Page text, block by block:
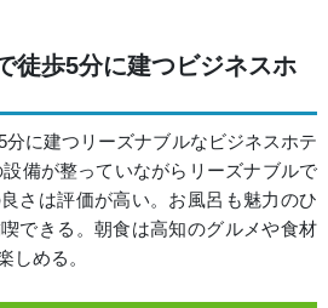
徒歩5分に建つビジネスホ
に建つリーズナブルなビジネスホテ
備が整っていながらリーズナブルで
さは評価が高い。お風呂も魅力のひ
できる。朝食は高知のグルメや食材
しめる。